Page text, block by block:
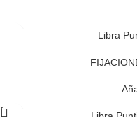
Libra